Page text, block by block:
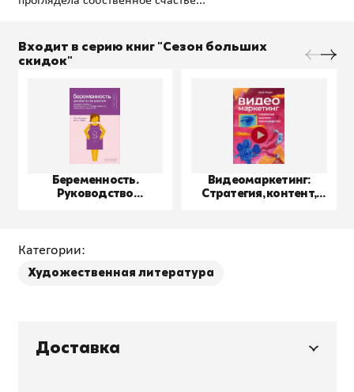
Входит в серию книг "Сезон больших
скидок"
Беременность.
Руководство
Видеомаркетинг:
Стратегия, контент,
Категории:
Художественная литература
Доставка